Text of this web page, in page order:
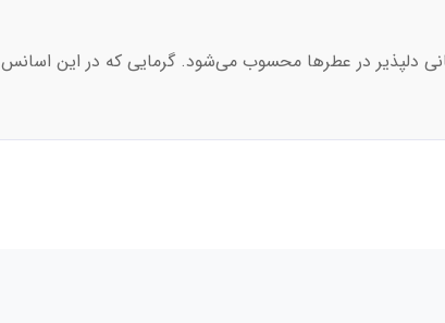
دلپذیر در عطرها محسوب می‌شود. گرمایی که در این اسانس